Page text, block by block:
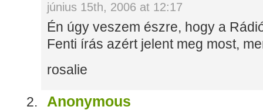
június 15th, 2006 at 12:17
Én úgy veszem észre, hogy a
Fenti írás azért jelent meg most,
rosalie
Anonymous